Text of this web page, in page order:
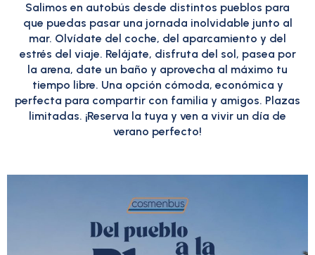
Salimos en autobús desde distintos pueblos para
que puedas pasar una jornada inolvidable junto al
mar. Olvídate del coche, del aparcamiento y del
estrés del viaje. Relájate, disfruta del sol, pasea por
la arena, date un baño y aprovecha al máximo tu
tiempo libre. Una opción cómoda, económica y
perfecta para compartir con familia y amigos. Plazas
limitadas. ¡Reserva la tuya y ven a vivir un día de
verano perfecto!